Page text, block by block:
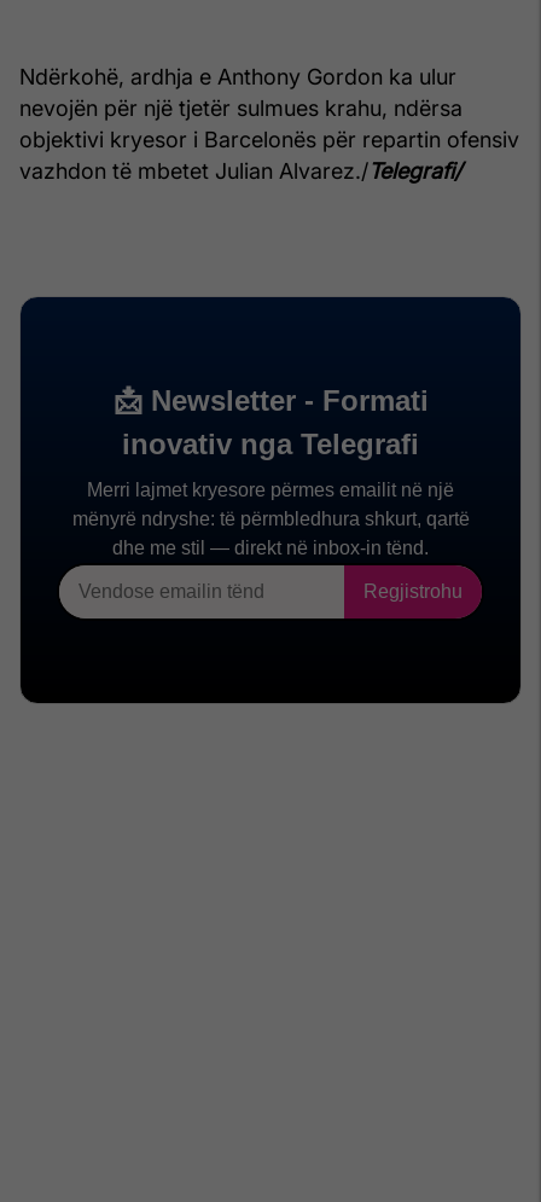
Ndërkohë, ardhja e Anthony Gordon ka ulur
nevojën për një tjetër sulmues krahu, ndërsa
objektivi kryesor i Barcelonës për repartin ofensiv
vazhdon të mbetet Julian Alvarez./Telegrafi/